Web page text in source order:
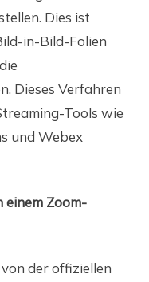
Dies ist
in-Bild-Folien
Dieses Verfahren
Tools wie
und Webex
einem Zoom-
der offiziellen